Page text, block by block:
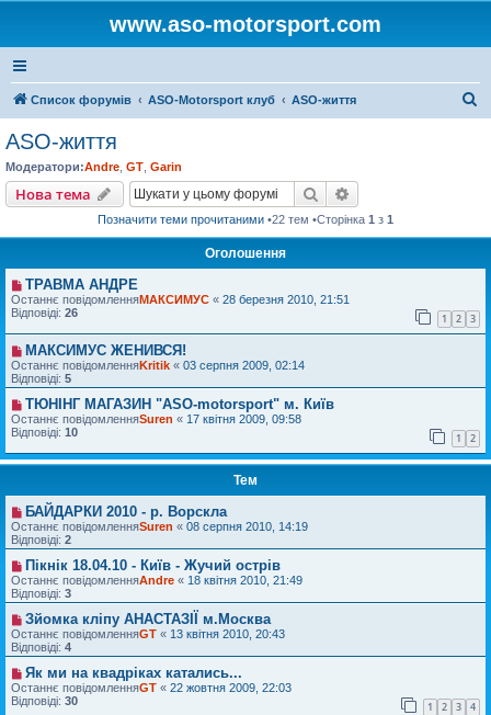
www.aso-motorsport.com
Список форумів ASO-Motorsport клуб ASO-життя
ASO-життя
Модератори:Andre GT Garin
Нова тема Пошук
Позначити теми прочитаними •22 тем •Сторінка 1 з 1
Оголошення
ТРАВМА АНДРЕ
Останнє повідомленняМАКСИМУС « 28 березня 2010, 21:51
Відповіді: 26 1 2 3
МАКСИМУС ЖЕНИВСЯ!
Останнє повідомленняKritik « 03 серпня 2009, 02:14
Відповіді: 5
ТЮНІНГ МАГАЗИН "ASO-motorsport" м. Київ
Останнє повідомленняSuren « 17 квітня 2009, 09:58
Відповіді: 10 1 2
Тем
БАЙДАРКИ 2010 - р. Ворскла
Останнє повідомленняSuren « 08 серпня 2010, 14:19
Відповіді: 2
Пікнік 18.04.10 - Київ - Жучий острів
Останнє повідомленняAndre « 18 квітня 2010, 21:49
Відповіді: 3
Зйомка кліпу АНАСТАЗІЇ м.Москва
Останнє повідомленняGT « 13 квітня 2010, 20:43
Відповіді: 4
Як ми на квадріках катались...
Останнє повідомленняGT « 22 жовтня 2009, 22:03
Відповіді: 30 1 2 3 4